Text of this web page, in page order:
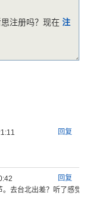
注册吗？现在 注
回复
回复
。去台北出差？听了感觉总